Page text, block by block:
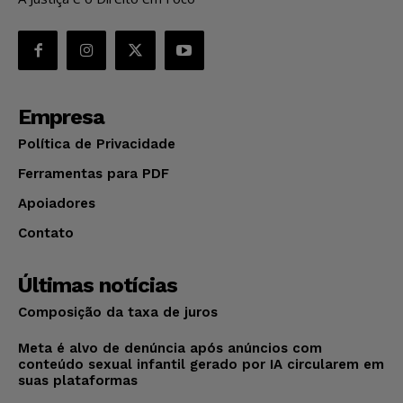
Empresa
Política de Privacidade
Ferramentas para PDF
Apoiadores
Contato
Últimas notícias
Composição da taxa de juros
Meta é alvo de denúncia após anúncios com
conteúdo sexual infantil gerado por IA circularem em
suas plataformas